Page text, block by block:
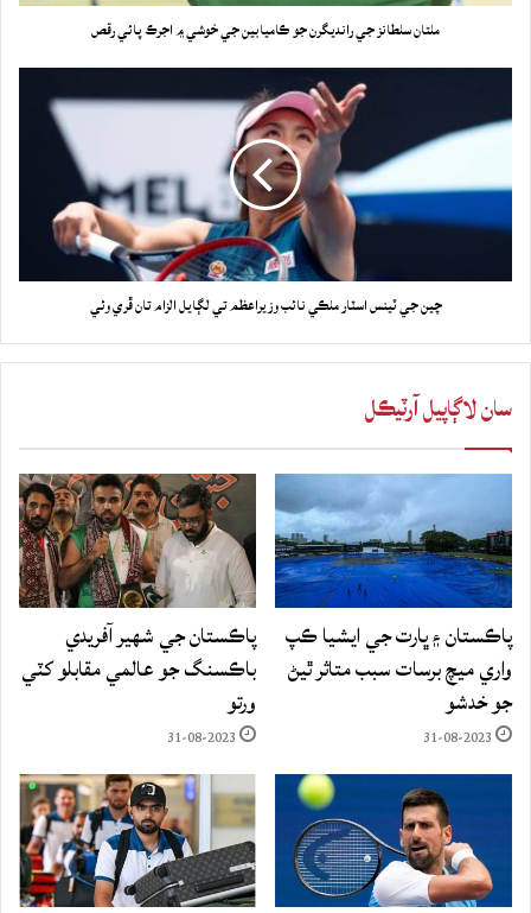
ملتان سلطانز جي رانديگرن جو ڪاميابين جي خوشي ۾ اجرڪ پائي رقص
چين جي ٽينس اسٽار ملڪي نائب وزيراعظم تي لڳايل الزام تان ڦري وئي
سان لاڳاپيل آرٽيڪل
پاڪستان ۽ ڀارت جي ايشيا ڪپ
واري ميچ برسات سبب متاثر ٿيڻ
جو خدشو
31-08-2023
پاڪستان جي شهير آفريدي
باڪسنگ جو عالمي مقابلو کٽي
ورتو
31-08-2023